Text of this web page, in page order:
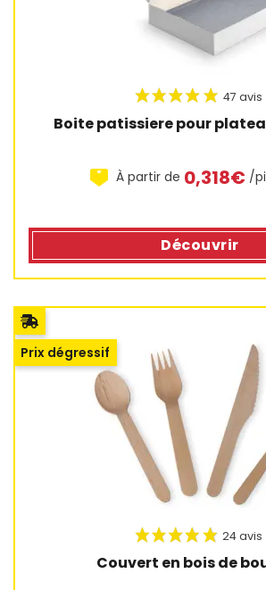
Boite patissiere pour
À partir de 0,318€ /
Découvrir
Couvert en bois de
Prix dégressif